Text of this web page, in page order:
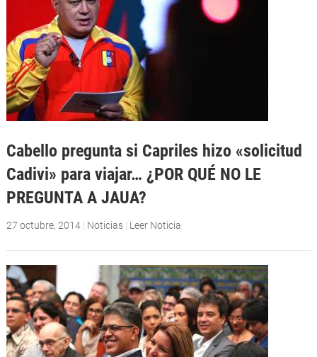
Cabello pregunta si Capriles hizo «solicitud
Cadivi» para viajar… ¿POR QUÉ NO LE
PREGUNTA A JAUA?
27 octubre, 2014| Noticias | Leer Noticia